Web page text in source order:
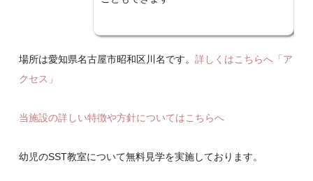
場所は愛知県名古屋市昭和区川名です。詳しくはこちらへ「ア
クセス」
当施設の詳しい特徴や方針についてはこちらへ
幼児のSST教室について無料見学を実施しております。